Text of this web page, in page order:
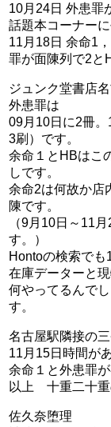
10月24日 外患罪
話題本コーナーに
11月18日 余命1
罪が面陳列で2と
ジュンク堂書店
外患罪は
09月10日に2冊
3刷）です。
余命１とHBはこ
しです。
余命2は何故か店
陳です。
（9月10日～11
す。）
Hontoの検索でも
在庫データーと
何やってるんで
す。
名古屋駅隣接の
11月15日時間が
余命１と外患罪
以上 十重二十重
佐久奈堕理